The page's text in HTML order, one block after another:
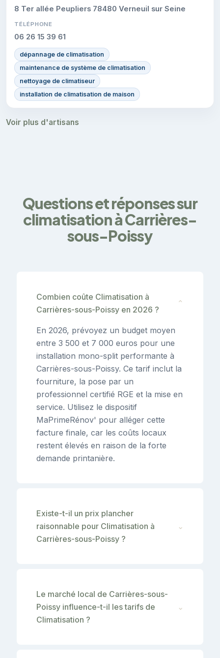
8 Ter allée Peupliers 78480 Verneuil sur Seine
TÉLÉPHONE
06 26 15 39 61
dépannage de climatisation
maintenance de système de climatisation
nettoyage de climatiseur
installation de climatisation de maison
Voir plus d'artisans
Questions et réponses sur
climatisation à Carrières-
sous-Poissy
Combien coûte Climatisation à
Carrières-sous-Poissy en 2026 ?
⌄
En 2026, prévoyez un budget moyen
entre 3 500 et 7 000 euros pour une
installation mono-split performante à
Carrières-sous-Poissy. Ce tarif inclut la
fourniture, la pose par un
professionnel certifié RGE et la mise en
service. Utilisez le dispositif
MaPrimeRénov' pour alléger cette
facture finale, car les coûts locaux
restent élevés en raison de la forte
demande printanière.
Existe-t-il un prix plancher
raisonnable pour Climatisation à
Carrières-sous-Poissy ?
⌄
Le marché local de Carrières-sous-
Poissy influence-t-il les tarifs de
Climatisation ?
⌄